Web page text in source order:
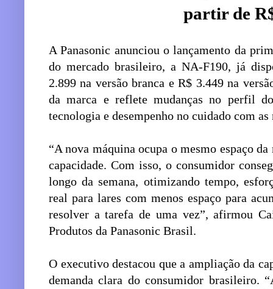
partir de
A Panasonic anunciou o lançamento da
do mercado brasileiro, a NA-F190, já
2.899 na versão branca e R$ 3.449 na
da marca e reflete mudanças no perfil
tecnologia e desempenho no cuidado com as
“A nova máquina ocupa o mesmo espaço
capacidade. Com isso, o consumidor
longo da semana, otimizando tempo,
real para lares com menos espaço para
resolver a tarefa de uma vez”, afirmou
Produtos da Panasonic Brasil.
O executivo destacou que a ampliação da
demanda clara do consumidor brasileiro.